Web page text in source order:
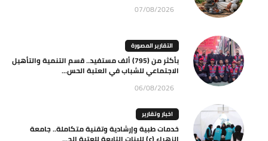
07/08/2026
التقارير المصورة
بأكثر من (795) ألف مستفيد.. قسم التنمية والتأهيل
الاجتماعي للشباب في العتبة الحس...
06/08/2026
اخبار وتقارير
خدمات طبية وإرشادية وتقنية متكاملة.. جامعة